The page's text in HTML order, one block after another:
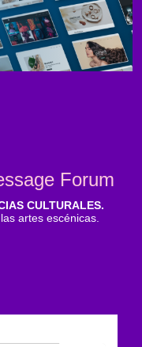
Forum
CULTURALES.
artes escénicas.